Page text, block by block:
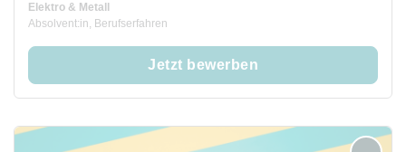
Elektro & Metall
Absolvent:in, Berufserfahren
Jetzt bewerben